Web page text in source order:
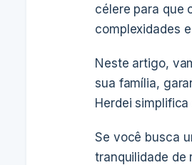
célere para que
complexidades
Neste artigo,
sua família,
Herdei
Se você busca
tranquilidade de